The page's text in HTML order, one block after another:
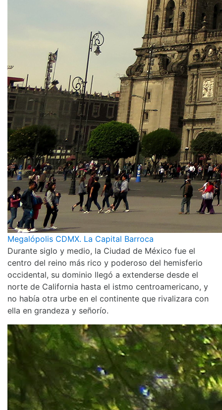
Megalópolis CDMX. La Capital Barroca
Durante siglo y medio, la Ciudad de México fue el
centro del reino más rico y poderoso del hemisferio
occidental, su dominio llegó a extenderse desde el
norte de California hasta el istmo centroamericano, y
no había otra urbe en el continente que rivalizara con
ella en grandeza y señorío.